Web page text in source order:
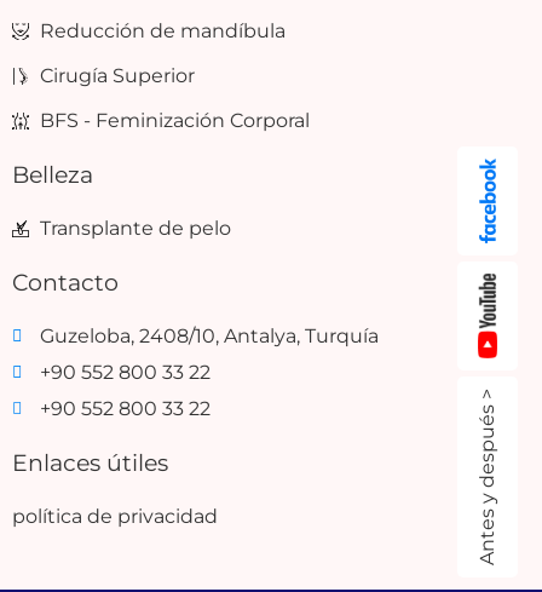
Reducción de mandíbula
Cirugía Superior
BFS - Feminización Corporal
Belleza
Transplante de pelo
Contacto
Guzeloba, 2408/10, Antalya, Turquía
+90 552 800 33 22
+90 552 800 33 22
Enlaces útiles
política de privacidad Antes y después >